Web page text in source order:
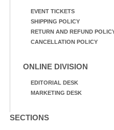
EVENT TICKETS
SHIPPING POLICY
RETURN AND REFUND
CANCELLATION POLICY
ONLINE DIVISION
EDITORIAL DESK
MARKETING DESK
SECTIONS